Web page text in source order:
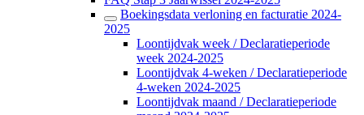
Boekingsdata verloning en facturatie 2024-
2025
Loontijdvak week / Declaratieperiode
week 2024-2025
Loontijdvak 4-weken / Declaratieperiode
4-weken 2024-2025
Loontijdvak maand / Declaratieperiode